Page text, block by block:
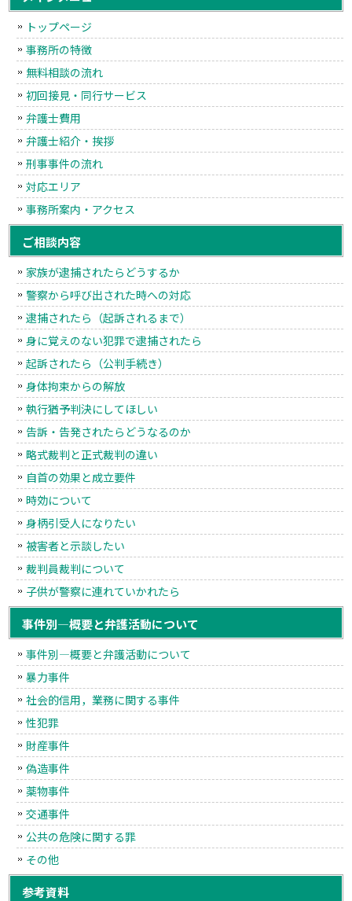
トップページ
事務所の特徴
無料相談の流れ
初回接見・同行サービス
弁護士費用
弁護士紹介・挨拶
刑事事件の流れ
対応エリア
事務所案内・アクセス
ご相談内容
家族が逮捕されたらどうするか
警察から呼び出された時への対応
逮捕されたら（起訴されるまで）
身に覚えのない犯罪で逮捕されたら
起訴されたら（公判手続き）
身体拘束からの解放
執行猶予判決にしてほしい
告訴・告発されたらどうなるのか
略式裁判と正式裁判の違い
自首の効果と成立要件
時効について
身柄引受人になりたい
被害者と示談したい
裁判員裁判について
子供が警察に連れていかれたら
事件別―概要と弁護活動について
事件別―概要と弁護活動について
暴力事件
社会的信用，業務に関する事件
性犯罪
財産事件
偽造事件
薬物事件
交通事件
公共の危険に関する罪
その他
参考資料